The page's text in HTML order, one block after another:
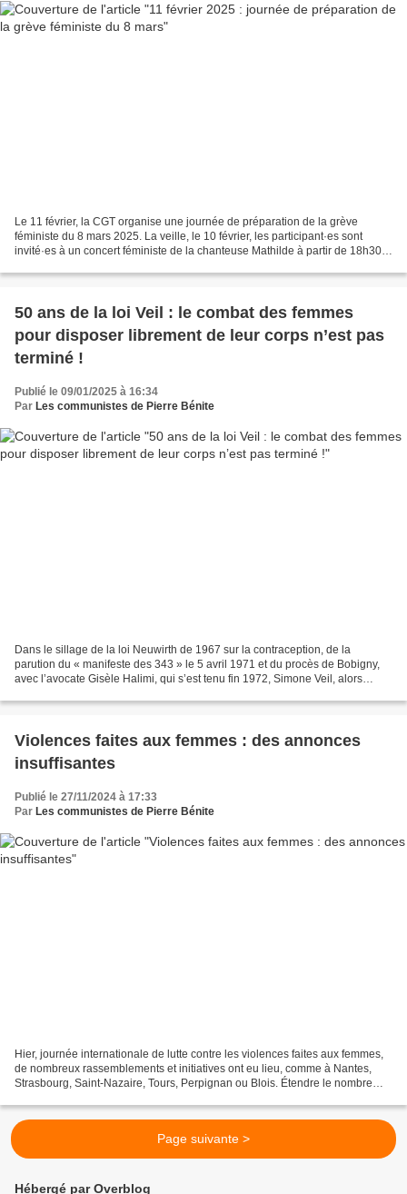
Le 11 février, la CGT organise une journée de préparation de la grève
féministe du 8 mars 2025. La veille, le 10 février, les participant·es sont
invité·es à un concert féministe de la chanteuse Mathilde à partir de 18h30
50 ans de la loi Veil : le combat des femmes
pour disposer librement de leur corps n’est pas
terminé !
Publié le 09/01/2025 à 16:34
Par Les communistes de Pierre Bénite
Dans le sillage de la loi Neuwirth de 1967 sur la contraception, de la
parution du « manifeste des 343 » le 5 avril 1971 et du procès de Bobigny,
avec l’avocate Gisèle Halimi, qui s’est tenu fin 1972, Simone Veil, alors
Violences faites aux femmes : des annonces
insuffisantes
Publié le 27/11/2024 à 17:33
Par Les communistes de Pierre Bénite
Hier, journée internationale de lutte contre les violences faites aux femmes,
de nombreux rassemblements et initiatives ont eu lieu, comme à Nantes,
Strasbourg, Saint-Nazaire, Tours, Perpignan ou Blois. Étendre le nombre
Page suivante >
Hébergé par Overblog